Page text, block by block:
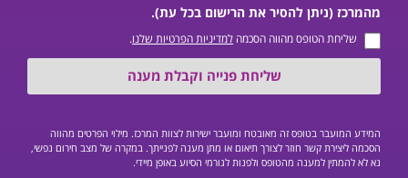
מהמרכז (ניתן להסיר את הרישום בכל עת).
שליחת הטופס מהווה הסכמה למדיניות הפרטיות שלנו.
שליחת פנייה וקבלת מענה
המידע המועבר בטופס זה מאובטח ומועבר ישירות לצוות המרכז. מילוי הפרטים מהווה
הסכמה ליצירת קשר חוזר לצורך תיאום או מתן מענה לפנייתך. במקרה של מצב חירום נפשי,
נא לא להמתין למענה מהטופס ולפנות לגורמי הסיוע באופן מיידי.